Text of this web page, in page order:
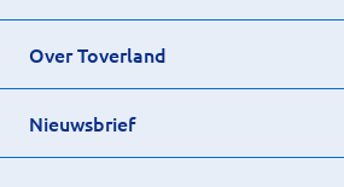
Over Toverland
Nieuwsbrief